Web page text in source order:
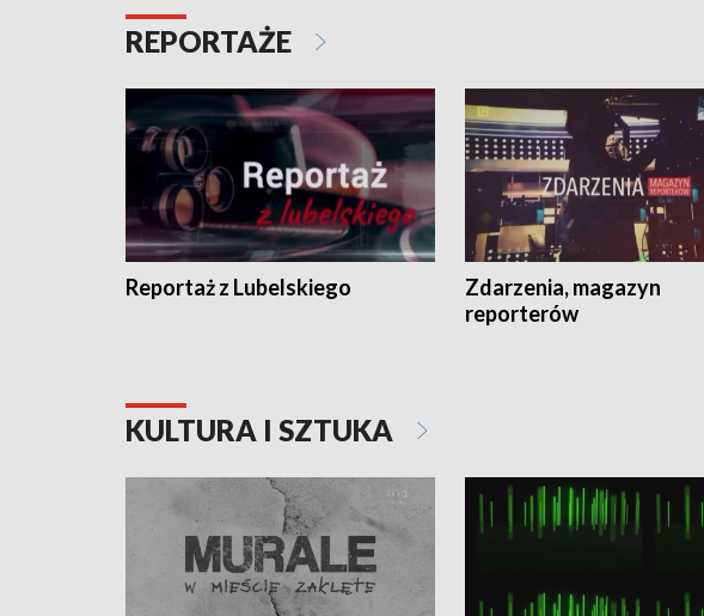
REPORTAŻE
Reportaż z Lubelskiego
Zdarzenia, magazyn
reporterów
KULTURA I SZTUKA